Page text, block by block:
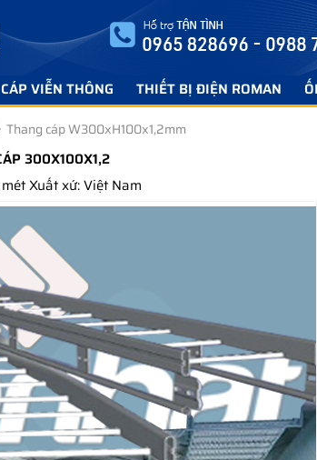
CÁP VIỄN THÔNG THIẾT BỊ ĐIỆN ROMAN
Thang cáp W300xH100x1,2mm
300X100X1,2
Xuất xứ: Việt Nam